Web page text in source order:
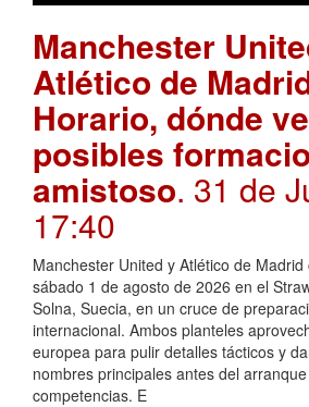
Manchester
Atlético de
Horario, dónde
posibles
amistoso. 31 de
17:40
Manchester United y Atlético de
sábado 1 de agosto de 2026 en el
Solna, Suecia, en un cruce de
internacional. Ambos planteles
europea para pulir detalles tácticos y
nombres principales antes del
competencias. E